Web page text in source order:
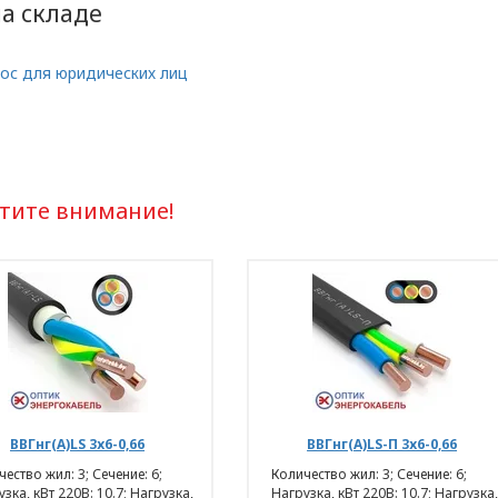
складе
для юридических лиц
внимание!
ВВГнг(А)LS 3х6-0,66
жил: 3; Сечение: 6;
кВт 220В: 10.7; Нагрузка,
ВВГнг(А)LS-П 3х6-0,66
Количество жил: 3; Сечение: 6;
Нагрузка, кВт 220В: 10.7; Нагрузка,
«ОПТИКЭНЕРГОКАБЕЛЬ».
данных разработана с учетом требований
персональных данных.
отношений
данных
в отношении обработки персональных
N 99-З «О защите персональных
данных);